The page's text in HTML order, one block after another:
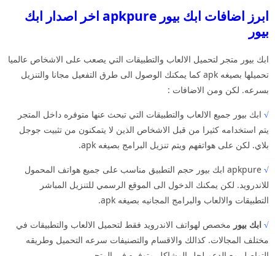
ابرز اضافات ابك بيور apkpure اخر اصدار ابك
بيور
ابك بيور متجر لتحميل الالعاب والتطبيقات التي يصعب على الاشخاص عالميا
تحميلها بصيغه apk كما يمكنك الوصول الى طرق التفعيل مجانا والتنزيل
بسرعه. لكن ومن الاضافات :
√ ابك بيور جميع الالعاب والتطبيقات التي تبحث عنها متوفره داخل المتجر
يتم استخدامه كثيرا من قبل الاشخاص الذين لا يتمكنون من تثبيت جوجل
بلاي. لكن على هواتفهم ويتم تنزيل البرامج بصيغه apk.
√
apkpure ابك بيور حجم التطبيق مناسب على جميع هواتف المحمول
للاندرويد. لكن يمكنك الدخول الى الموقع الرسمي للتنزيل المباشر
التطبيقات والالعاب والبرامج المجانيه بصيغه apk.
√ ابك بيور مخصص لهواتف الاندرويد فقط لتحميل الالعاب والتطبيقات في
مختلف المجالات. كذالك والاقسام والتصنيفات سرعه التحميل وطريقه